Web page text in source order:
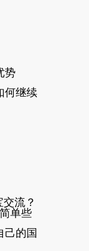
势
何继续
流？
单些
己的国